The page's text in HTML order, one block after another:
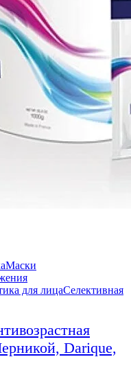
Маски
для лицаСелективная
Darique,